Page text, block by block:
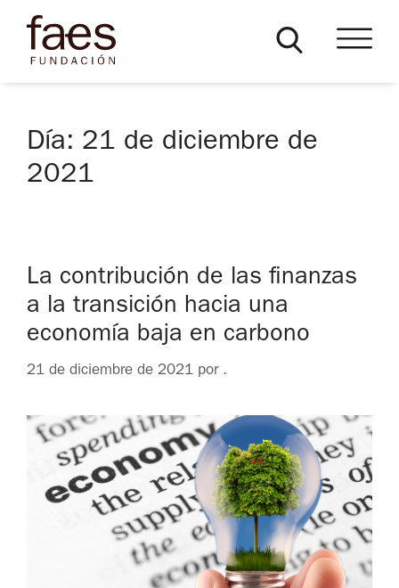
Día: 21 de diciembre de
2021
La contribución de las finanzas
a la transición hacia una
economía baja en carbono
21 de diciembre de 2021 por .